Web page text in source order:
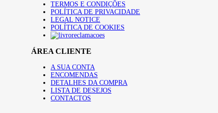
TERMOS E CONDIÇÕES
POLÍTICA DE PRIVACIDADE
LEGAL NOTICE
POLÍTICA DE COOKIES
ÁREA CLIENTE
A SUA CONTA
ENCOMENDAS
DETALHES DA COMPRA
LISTA DE DESEJOS
CONTACTOS